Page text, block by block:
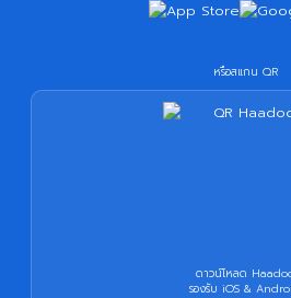
หรือสแกน QR
ดาวน์โหลด
รองรับ iOS &